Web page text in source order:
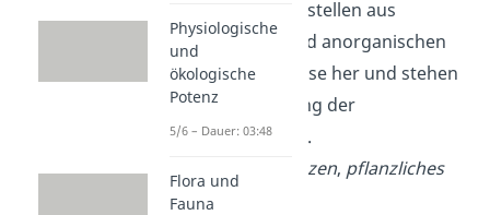
Sie stellen aus
Sonnenlicht und anorganischen
Stoffen Biomasse her und stehen
meist am Anfang der
Nahrungskette.
Pflanzen, pflanzliches
Plankton
Physiologische
und
ökologische
Potenz
5/6 – Dauer: 03:48
Flora und
Fauna